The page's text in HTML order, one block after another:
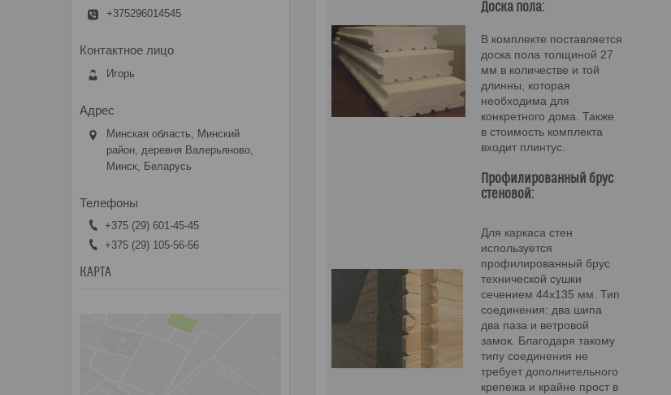
Доска пола:
В комплекте поставляется
доска пола толщиной 27
мм в количестве и той
длинны, которая
необходима для
конкретного дома. Также
в стоимость комплекта
входит плинтус.
Профилированный брус
стеновой:
Для каркаса стен
используется
профилированный брус
технической сушки
сечением 44х135 мм. Тип
соединения: два шипа
два паза и ветровой
замок. Благодаря такому
типу соединения не
требует дополнительного
крепежа и крайне прост в
+375296014545
Игорь
Минская область, Минский
район, деревня Валерьяново,
Минск, Беларусь
+375 (29) 601-45-45
+375 (29) 105-56-56
КАРТА